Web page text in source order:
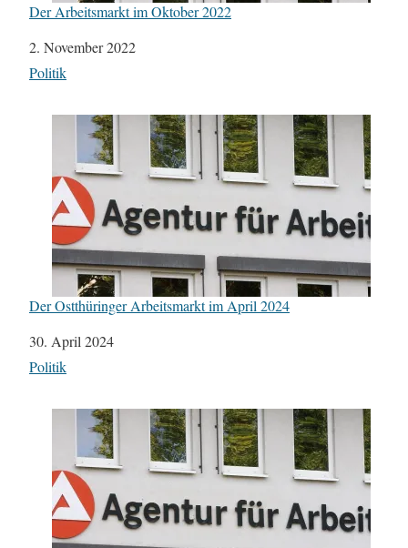
Der Arbeitsmarkt im Oktober 2022
Datum
2. November 2022
In Bezug auf
Politik
Der Ostthüringer Arbeitsmarkt im April 2024
Datum
30. April 2024
In Bezug auf
Politik